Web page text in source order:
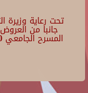
تحت رعاية
جانبا من